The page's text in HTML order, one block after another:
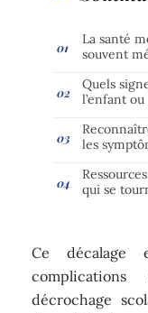
La santé
souvent
Quels
l’enfant ou
les
qui se
Ce décalage
décrochage